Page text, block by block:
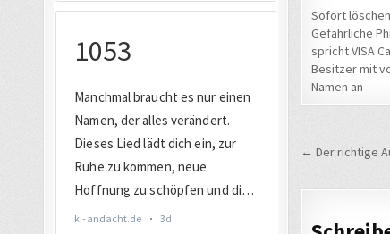
Sofort
Gefährliche
spricht VISA
Besitzer mit
Namen an
← Der richtige